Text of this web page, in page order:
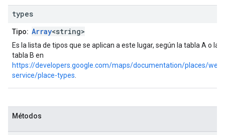
types
Tipo: Array<string>
Es la lista de tipos que se aplican a este lugar, según la tabla A o la
tabla B en
https://developers.google.com/maps/documentation/places/web-
service/place-types
Métodos